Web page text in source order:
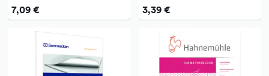
40 Bl.
7,09 € 3,39 €